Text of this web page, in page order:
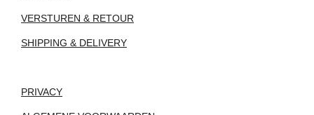
VERSTUREN & RETOUR
SHIPPING & DELIVERY
PRIVACY